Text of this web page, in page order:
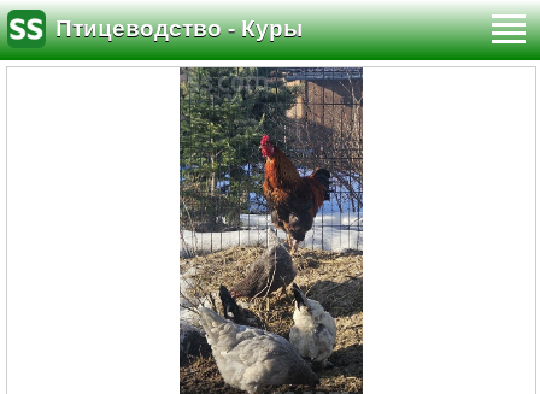
Птицеводство - Куры